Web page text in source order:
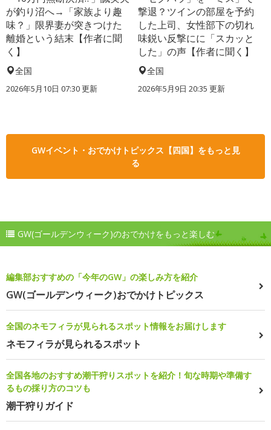
が釣り沼へ→「家族より趣
味？」限界妻が突きつけた
離婚という結末【作者に聞
く】
全国
2026年5月10日 07:30 更新
撃退？ツインの部屋を予約
した上司、女性部下の切れ
味鋭い反撃にに「スカッと
した」の声【作者に聞く】
全国
2026年5月9日 20:35 更新
GWイベント・おでかけトピックス【四国】をもっと見
る
GW(ゴールデンウィーク)のおでかけをもっと楽しむ
編集部おすすめの「今年のGW」の楽しみ方を紹介
GW(ゴールデンウィーク)おでかけトピックス
全国のネモフィラが見られるスポット情報をお届けします
ネモフィラが見られるスポット
全国各地のおすすめ潮干狩りスポットを紹介！旬な時期や準備す
るもの採り方のコツも
潮干狩りガイド